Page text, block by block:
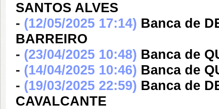
SANTOS ALVES
- (12/05/2025 17:14) Banca de
BARREIRO
- (23/04/2025 10:48) Banca de
- (14/04/2025 10:46) Banca de
- (19/03/2025 22:59) Banca de
CAVALCANTE